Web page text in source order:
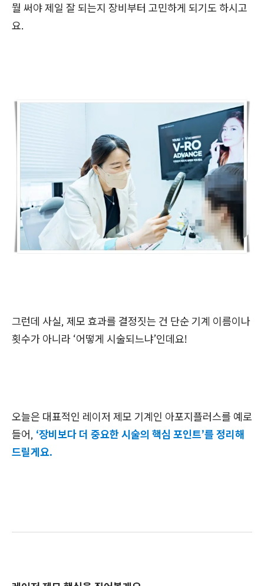
뭘 써야 제일 잘 되는지 장비부터 고민하게 되기도 하시고
요.
그런데 사실, 제모 효과를 결정짓는 건 단순 기계 이름이나
횟수가 아니라 ‘어떻게 시술되느냐’인데요!
오늘은 대표적인 레이저 제모 기계인 아포지플러스를 예로
들어, ‘장비보다 더 중요한 시술의 핵심 포인트’를 정리해
드릴게요.